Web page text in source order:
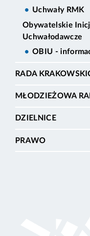
Uchwały RMK
Obywatelskie
Uchwałodawcze
OBIU -
RADA
MŁODZIEŻOWA
DZIELNICE
PRAWO